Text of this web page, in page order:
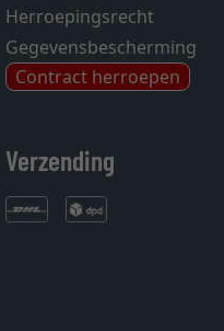
Herroepingsrecht
Gegevensbescherming
Contract herroepen
Verzending